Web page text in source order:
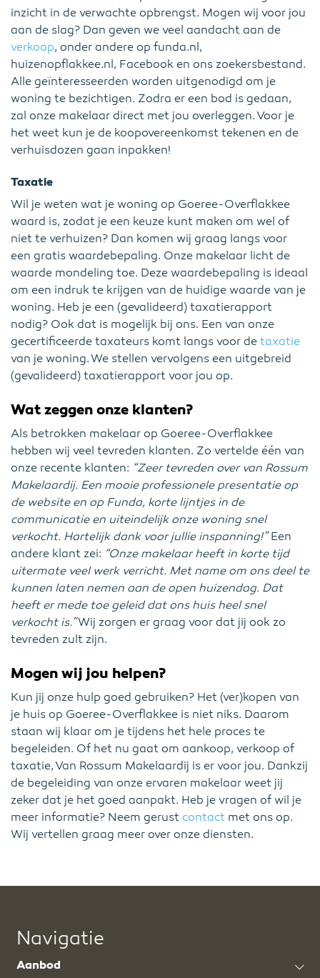
inzicht in de verwachte opbrengst. Mogen wij voor jou
aan de slag? Dan geven we veel aandacht aan de
verkoop, onder andere op funda.nl,
huizenopflakkee.nl, Facebook en ons zoekersbestand.
Alle geïnteresseerden worden uitgenodigd om je
woning te bezichtigen. Zodra er een bod is gedaan,
zal onze makelaar direct met jou overleggen. Voor je
het weet kun je de koopovereenkomst tekenen en de
verhuisdozen gaan inpakken!
Taxatie
Wil je weten wat je woning op Goeree-Overflakkee
waard is, zodat je een keuze kunt maken om wel of
niet te verhuizen? Dan komen wij graag langs voor
een gratis waardebepaling. Onze makelaar licht de
waarde mondeling toe. Deze waardebepaling is ideaal
om een indruk te krijgen van de huidige waarde van je
woning. Heb je een (gevalideerd) taxatierapport
nodig? Ook dat is mogelijk bij ons. Een van onze
gecertificeerde taxateurs komt langs voor de taxatie
van je woning. We stellen vervolgens een uitgebreid
(gevalideerd) taxatierapport voor jou op.
Wat zeggen onze klanten?
Als betrokken makelaar op Goeree-Overflakkee
hebben wij veel tevreden klanten. Zo vertelde één van
onze recente klanten: “Zeer tevreden over van Rossum
Makelaardij. Een mooie professionele presentatie op
de website en op Funda, korte lijntjes in de
communicatie en uiteindelijk onze woning snel
verkocht. Hartelijk dank voor jullie inspanning!”Een
andere klant zei: “Onze makelaar heeft in korte tijd
uitermate veel werk verricht. Met name om ons deel te
kunnen laten nemen aan de open huizendag. Dat
heeft er mede toe geleid dat ons huis heel snel
verkocht is.”Wij zorgen er graag voor dat jij ook zo
tevreden zult zijn.
Mogen wij jou helpen?
Kun jij onze hulp goed gebruiken? Het (ver)kopen van
je huis op Goeree-Overflakkee is niet niks. Daarom
staan wij klaar om je tijdens het hele proces te
begeleiden. Of het nu gaat om aankoop, verkoop of
taxatie, Van Rossum Makelaardij is er voor jou. Dankzij
de begeleiding van onze ervaren makelaar weet jij
zeker dat je het goed aanpakt. Heb je vragen of wil je
meer informatie? Neem gerust contact met ons op.
Wij vertellen graag meer over onze diensten.
Navigatie
Aanbod